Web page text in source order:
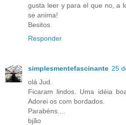
gusta leer y para el que no, a
se anima!
Besitos.
Responder
simplesmentefascinante 25
olá Jud.
Ficaram lindos. Uma idéia
Adorei os com bordados.
Parabéns....
bjão